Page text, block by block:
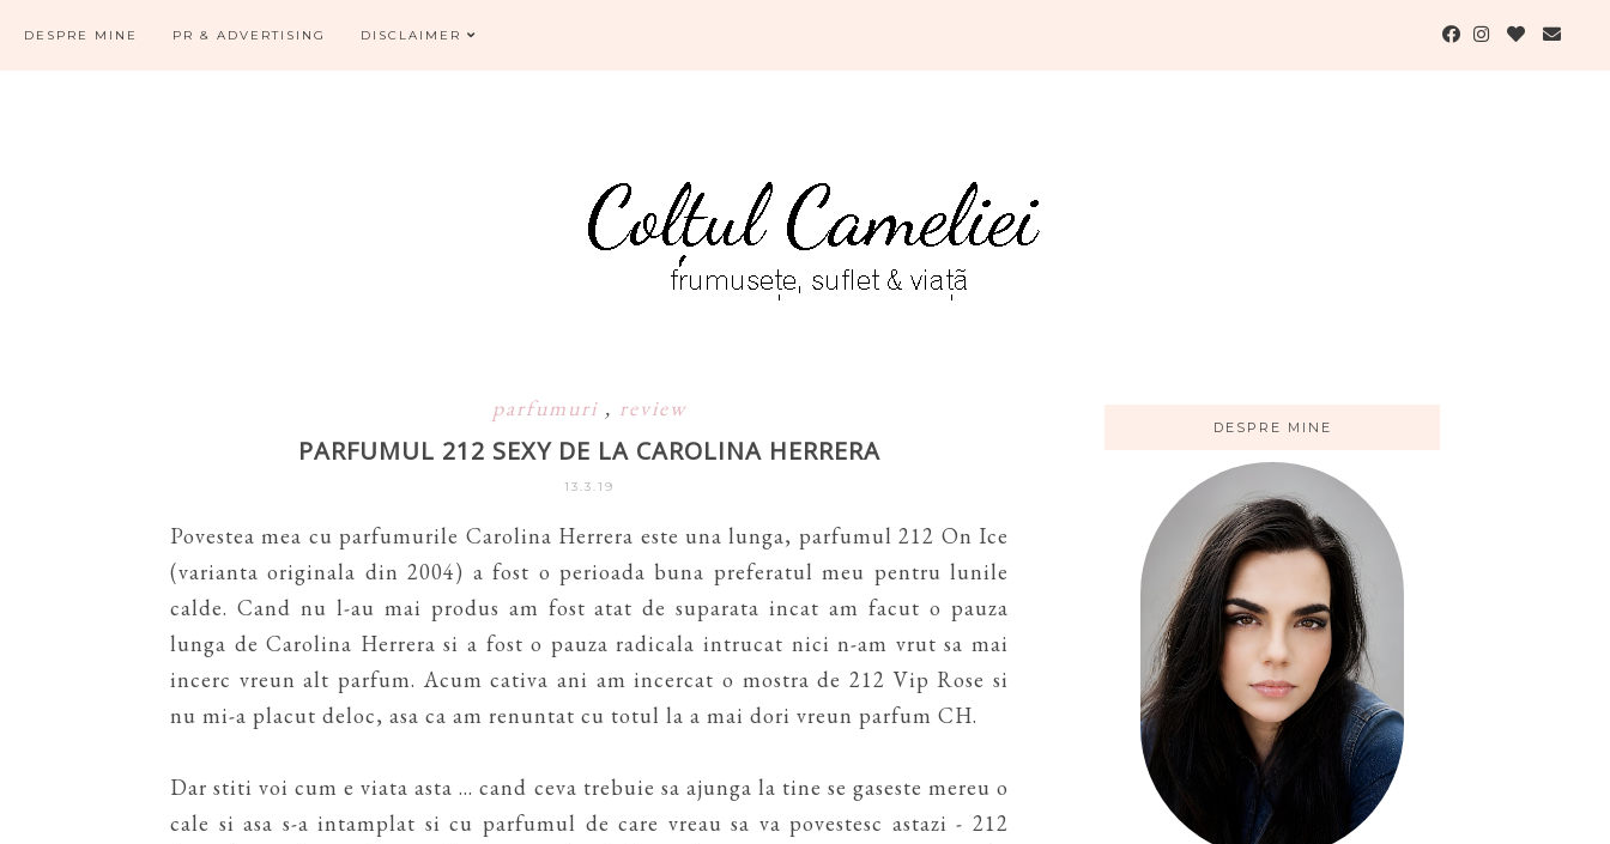
DESPRE MINE PR & ADVERTISING DISCLAIMER
parfumuri , review
PARFUMUL 212 SEXY DE LA CAROLINA HERRERA
13.3.19
Povestea mea cu parfumurile Carolina Herrera este una lunga, parfumul 212 On Ice
(varianta originala din 2004) a fost o perioada buna preferatul meu pentru lunile
calde. Cand nu l-au mai produs am fost atat de suparata incat am facut o pauza
lunga de Carolina Herrera si a fost o pauza radicala intrucat nici n-am vrut sa mai
incerc vreun alt parfum. Acum cativa ani am incercat o mostra de 212 Vip Rose si
nu mi-a placut deloc, asa ca am renuntat cu totul la a mai dori vreun parfum CH.
Dar stiti voi cum e viata asta ... cand ceva trebuie sa ajunga la tine se gaseste mereu o
cale si asa s-a intamplat si cu parfumul de care vreau sa va povestesc astazi - 212
DESPRE MINE